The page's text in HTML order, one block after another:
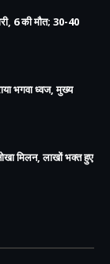
6 की मौत; 30-40
भगवा ध्वज, मुख्य
मिलन, लाखों भक्त हुए